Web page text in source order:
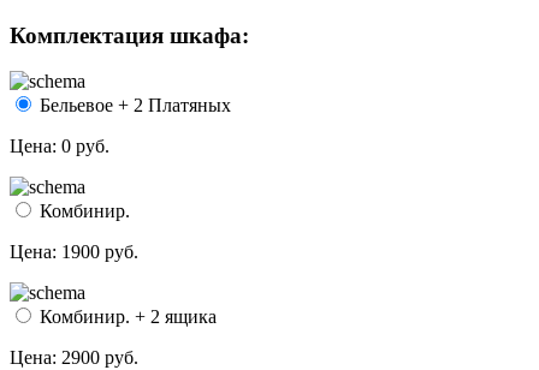
Комплектация шкафа:
Бельевое + 2 Платяных
Цена: 0 руб.
Комбинир.
Цена: 1900 руб.
Комбинир. + 2 ящика
Цена: 2900 руб.